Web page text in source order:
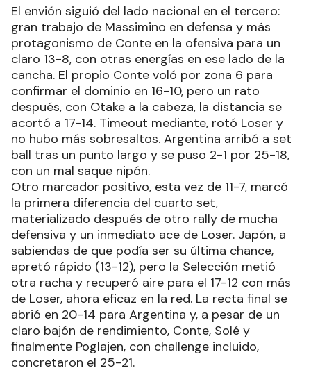
El envión siguió del lado nacional en el tercero:
gran trabajo de Massimino en defensa y más
protagonismo de Conte en la ofensiva para un
claro 13-8, con otras energías en ese lado de la
cancha. El propio Conte voló por zona 6 para
confirmar el dominio en 16-10, pero un rato
después, con Otake a la cabeza, la distancia se
acortó a 17-14. Timeout mediante, rotó Loser y
no hubo más sobresaltos. Argentina arribó a set
ball tras un punto largo y se puso 2-1 por 25-18,
con un mal saque nipón.
Otro marcador positivo, esta vez de 11-7, marcó
la primera diferencia del cuarto set,
materializado después de otro rally de mucha
defensiva y un inmediato ace de Loser. Japón, a
sabiendas de que podía ser su última chance,
apretó rápido (13-12), pero la Selección metió
otra racha y recuperó aire para el 17-12 con más
de Loser, ahora eficaz en la red. La recta final se
abrió en 20-14 para Argentina y, a pesar de un
claro bajón de rendimiento, Conte, Solé y
finalmente Poglajen, con challenge incluido,
concretaron el 25-21.